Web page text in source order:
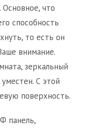
что
способность
то есть он
внимание.
зеркальный
С этой
поверхность.
панель,